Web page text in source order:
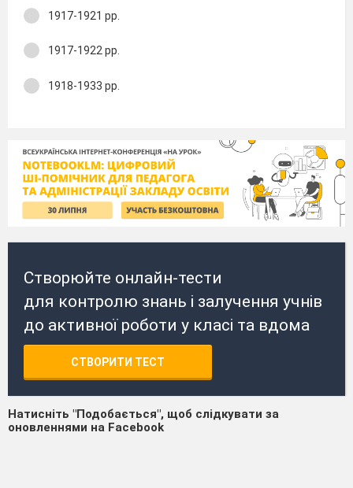
1917-1921 рр.
1917-1922 рр.
1918-1933 рр.
Створюйте онлайн-тести
для контролю знань і залучення учнів
до активної роботи у класі та вдома
СТВОРИТИ ТЕСТ
Натисніть "Подобається", щоб слідкувати за
оновленнями на Facebook